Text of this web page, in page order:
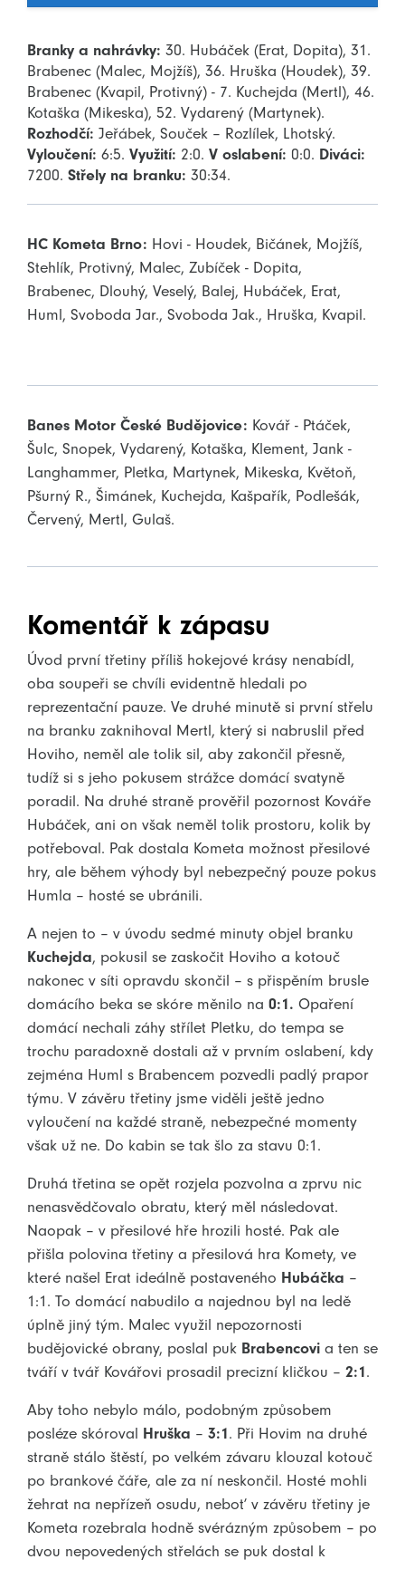
Branky a nahrávky: 30. Hubáček (Erat, Dopita), 31.
Brabenec (Malec, Mojžíš), 36. Hruška (Houdek), 39.
Brabenec (Kvapil, Protivný) - 7. Kuchejda (Mertl), 46.
Kotaška (Mikeska), 52. Vydarený (Martynek).
Rozhodčí: Jeřábek, Souček – Rozlílek, Lhotský.
Vyloučení: 6:5. Využití: 2:0. V oslabení: 0:0. Diváci:
7200. Střely na branku: 30:34.
HC Kometa Brno: Hovi - Houdek, Bičánek, Mojžíš,
Stehlík, Protivný, Malec, Zubíček - Dopita,
Brabenec, Dlouhý, Veselý, Balej, Hubáček, Erat,
Huml, Svoboda Jar., Svoboda Jak., Hruška, Kvapil.
Banes Motor České Budějovice: Kovář - Ptáček,
Šulc, Snopek, Vydarený, Kotaška, Klement, Jank -
Langhammer, Pletka, Martynek, Mikeska, Květoň,
Pšurný R., Šimánek, Kuchejda, Kašpařík, Podlešák,
Červený, Mertl, Gulaš.
Komentář k zápasu
Úvod první třetiny příliš hokejové krásy nenabídl,
oba soupeři se chvíli evidentně hledali po
reprezentační pauze. Ve druhé minutě si první střelu
na branku zaknihoval Mertl, který si nabruslil před
Hoviho, neměl ale tolik sil, aby zakončil přesně,
tudíž si s jeho pokusem strážce domácí svatyně
poradil. Na druhé straně prověřil pozornost Kováře
Hubáček, ani on však neměl tolik prostoru, kolik by
potřeboval. Pak dostala Kometa možnost přesilové
hry, ale během výhody byl nebezpečný pouze pokus
Humla – hosté se ubránili.
A nejen to – v úvodu sedmé minuty objel branku
Kuchejda, pokusil se zaskočit Hoviho a kotouč
nakonec v síti opravdu skončil – s přispěním brusle
domácího beka se skóre měnilo na 0:1. Opaření
domácí nechali záhy střílet Pletku, do tempa se
trochu paradoxně dostali až v prvním oslabení, kdy
zejména Huml s Brabencem pozvedli padlý prapor
týmu. V závěru třetiny jsme viděli ještě jedno
vyloučení na každé straně, nebezpečné momenty
však už ne. Do kabin se tak šlo za stavu 0:1.
Druhá třetina se opět rozjela pozvolna a zprvu nic
nenasvědčovalo obratu, který měl následovat.
Naopak – v přesilové hře hrozili hosté. Pak ale
přišla polovina třetiny a přesilová hra Komety, ve
které našel Erat ideálně postaveného Hubáčka –
1:1. To domácí nabudilo a najednou byl na ledě
úplně jiný tým. Malec využil nepozornosti
budějovické obrany, poslal puk Brabencovi a ten se
tváří v tvář Kovářovi prosadil precizní kličkou – 2:1.
Aby toho nebylo málo, podobným způsobem
posléze skóroval Hruška – 3:1. Při Hovim na druhé
straně stálo štěstí, po velkém závaru klouzal kotouč
po brankové čáře, ale za ní neskončil. Hosté mohli
žehrat na nepřízeň osudu, neboť v závěru třetiny je
Kometa rozebrala hodně svérázným způsobem – po
dvou nepovedených střelách se puk dostal k